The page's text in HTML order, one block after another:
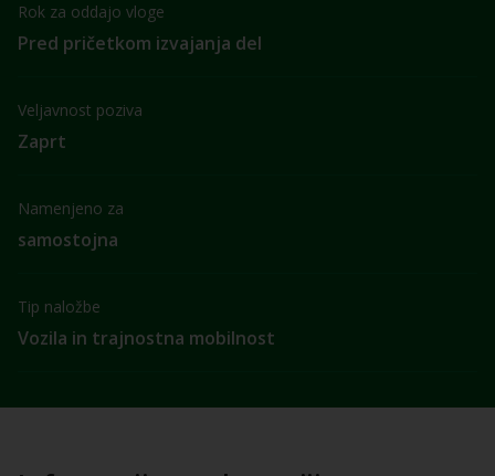
Rok za oddajo vloge
Pred pričetkom izvajanja del
Veljavnost poziva
Zaprt
Namenjeno za
samostojna
Tip naložbe
Vozila in trajnostna mobilnost